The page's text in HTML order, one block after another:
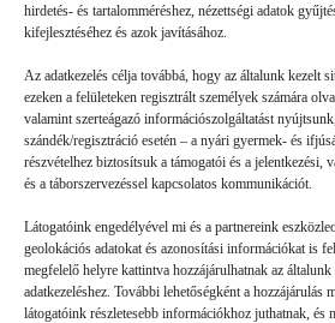
hirdetés- és tartalomméréshez, nézettségi adatok
kifejlesztéséhez és azok javításához.
Az adatkezelés célja továbbá, hogy az általunk kezelt
ezeken a felületeken regisztrált személyek számára
valamint szerteágazó információszolgáltatást
szándék/regisztráció esetén – a nyári gyermek- és
részvételhez biztosítsuk a támogatói és a jelentkezési,
és a táborszervezéssel kapcsolatos kommunikációt.
Látogatóink engedélyével mi és a partnereink
geolokációs adatokat és azonosítási információkat is
megfelelő helyre kattintva hozzájárulhatnak az
adatkezeléshez. További lehetőségként a hozzájárulás
látogatóink részletesebb információkhoz juthatnak, és
Volt gyors megoldás